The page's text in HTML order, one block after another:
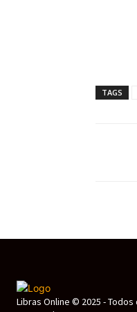
TAGS
Libras Online © 2025 -